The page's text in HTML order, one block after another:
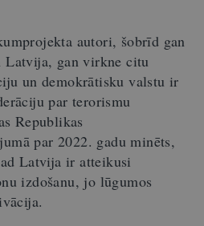
autori, šobrīd gan
Latvija, gan virkne citu
un demokrātisku valstu ir
par terorismu
Republikas
par 2022. gadu minēts,
Latvija ir atteikusi
izdošanu, jo lūgumos